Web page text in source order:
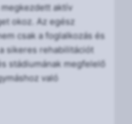
aktív
okoz. Az egész
csak a foglalkozás és
sikeres rehabilitációt
stádiumának megfelelő
való